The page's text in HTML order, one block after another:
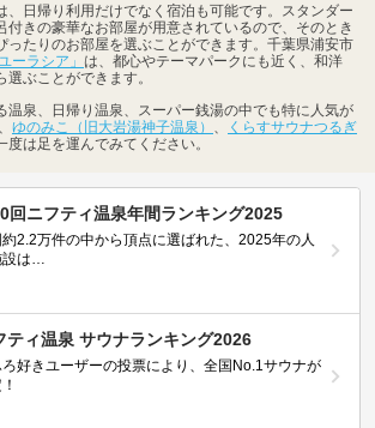
、日帰り利用だけでなく宿泊も可能です。スタンダー
付きの豪華なお部屋が用意されているので、そのとき
ったりのお部屋を選ぶことができます。千葉県浦安市
ーラシア」 は、都心やテーマパークにも近く、和洋
ぶことができます。
温泉、日帰り温泉、スーパー銭湯の中でも特に人気が
、 ゆのみこ（旧大岩湯神子温泉） 、
くらすサウナつるぎ
は足を運んでみてください。
回ニフティ温泉年間ランキング2025
2.2万件の中から頂点に選ばれた、2025年の人
設は…
ティ温泉 サウナランキング2026
ろ好きユーザーの投票により、全国No.1サウナが